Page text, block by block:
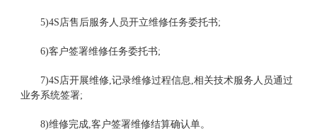
5)4S店售后服务人员开立维修任务委托书;
6)客户签署维修任务委托书;
7)4S店开展维修,记录维修过程信息,相关技术服务人员通过
业务系统签署;
8)维修完成,客户签署维修结算确认单。